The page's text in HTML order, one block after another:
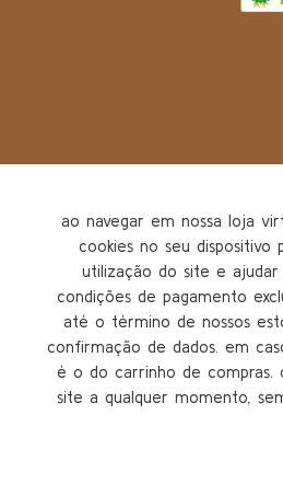
ao navegar em nossa loja
cookies no seu dispositivo
utilização do site e ajudar
condições de pagamento
até o término de nossos
confirmação de dados. em
é o do carrinho de compras.
site a qualquer momento,